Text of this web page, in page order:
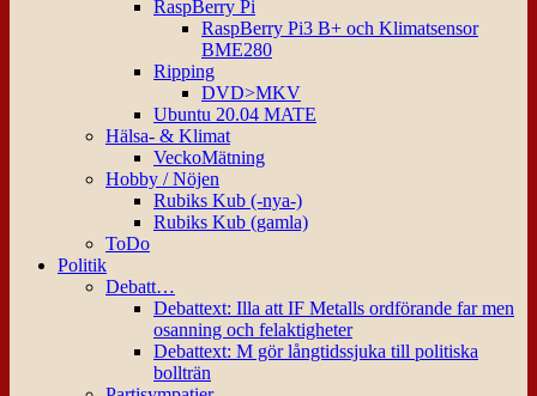
RaspBerry Pi
RaspBerry Pi3 B+ och Klimatsensor
BME280
Ripping
DVD>MKV
Ubuntu 20.04 MATE
Hälsa- & Klimat
VeckoMätning
Hobby / Nöjen
Rubiks Kub (-nya-)
Rubiks Kub (gamla)
ToDo
Politik
Debatt…
Debattext: Illa att IF Metalls ordförande far men
osanning och felaktigheter
Debattext: M gör långtidssjuka till politiska
bollträn